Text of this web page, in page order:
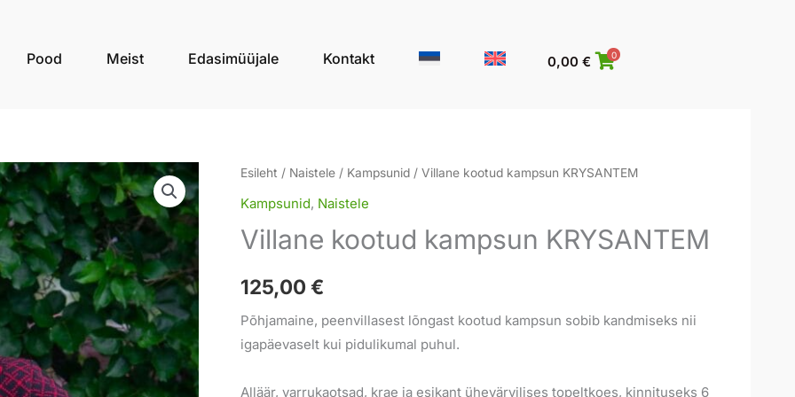
Pood Meist Edasimüüjale Kontakt 0,00€ 0
Esileht / Naistele/ Kampsunid/ Villane kootud kampsun KRYSANTEM
Kampsunid, Naistele
Villane kootud kampsun KRYSANTEM
125,00 €
Põhjamaine, peenvillasest lõngast kootud kampsun sobib kandmiseks nii
igapäevaselt kui pidulikumal puhul.
Alläär, varrukaotsad, krae ja esikant ühevärvilises topeltkoes, kinnituseks 6
Villane
kootud
KRYSANTEM